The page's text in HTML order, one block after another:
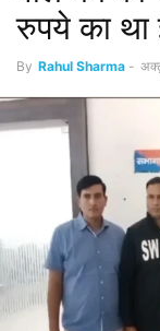
रुपये का था
By Rahul Sharma -